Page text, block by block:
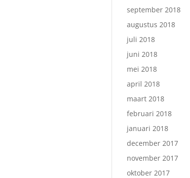
september 2018
augustus 2018
juli 2018
juni 2018
mei 2018
april 2018
maart 2018
februari 2018
januari 2018
december 2017
november 2017
oktober 2017